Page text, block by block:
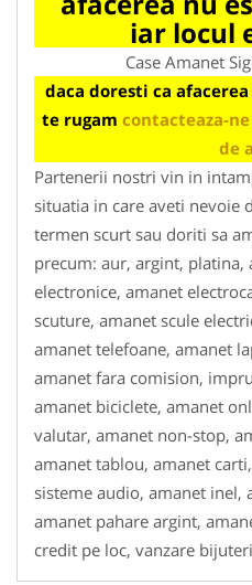
iar locul
Case Amanet
daca doresti ca
te rugam contacteaza-
de
Partenerii nostri vin in
situatia in care aveti nevoie
termen scurt sau doriti sa
precum: aur, argint, platina,
electronice, amanet
scuture, amanet scule
amanet telefoane, amanet
amanet fara comision,
amanet biciclete, amanet
valutar, amanet non-stop,
amanet tablou, amanet
sisteme audio, amanet inel,
amanet pahare argint,
credit pe loc, vanzare